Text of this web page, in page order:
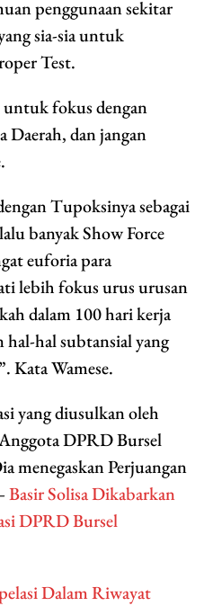
penggunaan sekitar
sia-sia untuk
Test.
fokus dengan
Daerah, dan jangan
Tupoksinya sebagai
banyak Show Force
euforia para
lebih fokus urus urusan
dalam 100 hari kerja
hal-hal subtansial yang
Kata Wamese.
yang diusulkan oleh
DPRD Bursel
menegaskan Perjuangan
Basir Solisa Dikabarkan
DPRD Bursel
Dalam Riwayat